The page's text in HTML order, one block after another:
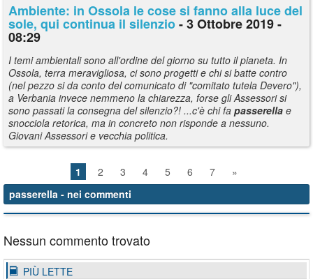
Ambiente: in Ossola le cose si fanno alla luce del
sole, qui continua il silenzio- 3 Ottobre 2019 -
08:29
I temi ambientali sono all'ordine del giorno su tutto il pianeta. In
Ossola, terra meravigliosa, ci sono progetti e chi si batte contro
(nel pezzo si da conto del comunicato di "comitato tutela Devero"),
a Verbania invece nemmeno la chiarezza, forse gli Assessori si
sono passati la consegna del silenzio?! ...c'è chi fa passerella e
snocciola retorica, ma in concreto non risponde a nessuno.
Giovani Assessori e vecchia politica.
1 2 3 4 5 6 7
»
passerella - nei commenti
Nessun commento trovato
PIÙ LETTE